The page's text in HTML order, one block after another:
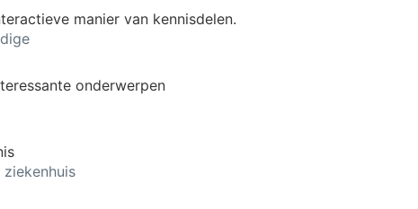
manier van kennisdelen.
onderwerpen